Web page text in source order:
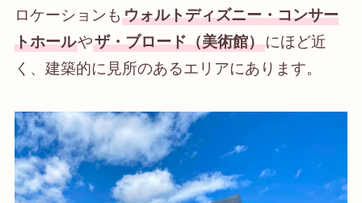
ロケーションも ウォルトディズニー・コンサー
トホールやザ・ブロード（美術館）にほど近
く、建築的に見所のあるエリアにあります。